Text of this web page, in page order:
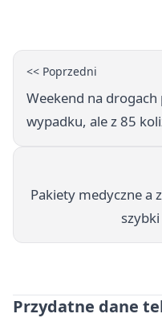
<< Poprzedni
Weekend na
wypadku, ale z 85
Pakiety medyczne a
Przydatne dane